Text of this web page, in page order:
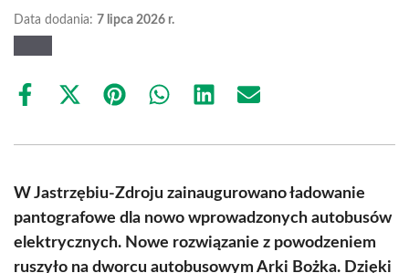
Data dodania: 7 lipca 2026 r.
Share
Share
(Twitter)
Share Share Share Share
W Jastrzębiu-Zdroju zainaugurowano ładowanie
pantografowe dla nowo wprowadzonych autobusów
elektrycznych. Nowe rozwiązanie z powodzeniem
ruszyło na dworcu autobusowym Arki Bożka. Dzięki